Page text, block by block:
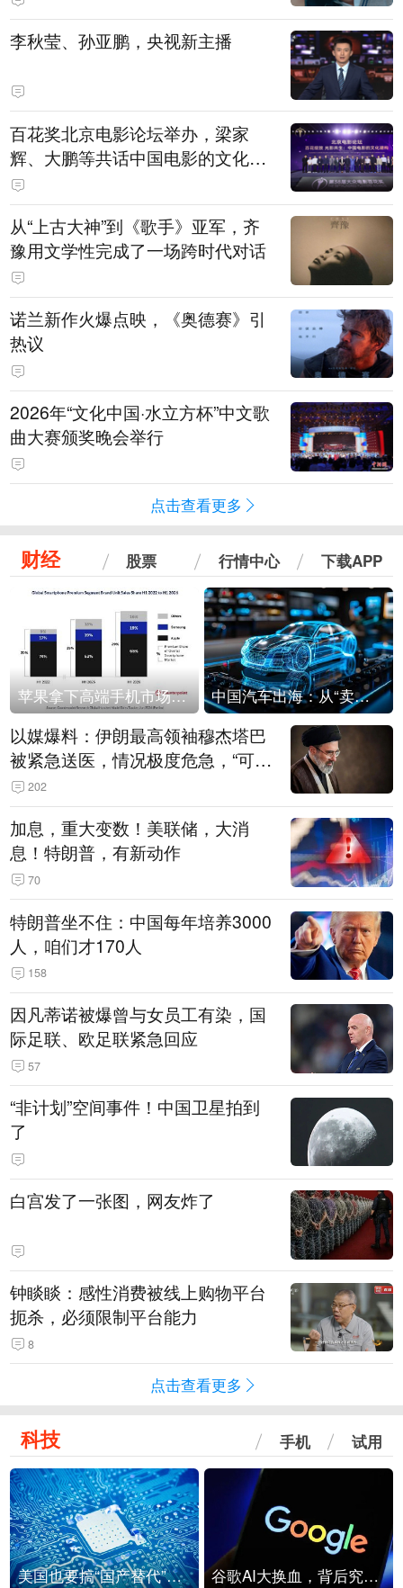
白，主演均为广州本土演员
李秋莹、孙亚鹏，央视新主播
百花奖北京电影论坛举办，梁家
辉、大鹏等共话中国电影的文化建
构
从“上古大神”到《歌手》亚军，齐
豫用文学性完成了一场跨时代对话
诺兰新作火爆点映，《奥德赛》引
热议
2026年“文化中国·水立方杯”中文歌
曲大赛颁奖晚会举行
点击查看更多
财经 股票 行情中心 下载APP
苹果拿下高端手机市场65%的份额：iPhone 17系列功不可没 中国汽车出海：从“卖出去”到“走进去”
以媒爆料：伊朗最高领袖穆杰塔巴
被紧急送医，情况极度危急，“可能
随时会死去”
202
加息，重大变数！美联储，大消
息！特朗普，有新动作
70
特朗普坐不住：中国每年培养3000
人，咱们才170人
158
因凡蒂诺被爆曾与女员工有染，国
际足联、欧足联紧急回应
57
“非计划”空间事件！中国卫星拍到
了
白宫发了一张图，网友炸了
钟睒睒：感性消费被线上购物平台
扼杀，必须限制平台能力
8
点击查看更多
科技 手机 试用
美国也要搞“国产替代”？先算清三笔账 谷歌AI大换血，背后究竟发生了什么？